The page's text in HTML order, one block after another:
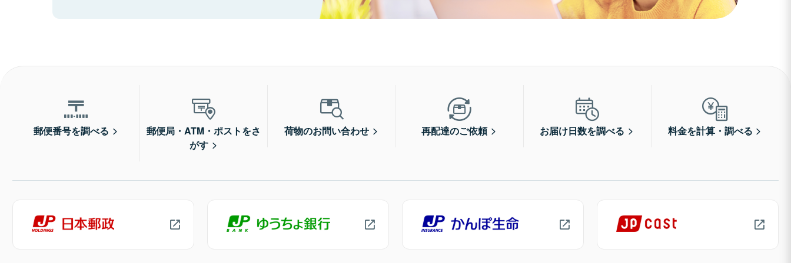
郵便番号を調べる
郵便局・ATM・ポストをさ
がす
荷物のお問い合わせ 再配達のご依頼 お届け日数を調べる 料金を計算・調べる